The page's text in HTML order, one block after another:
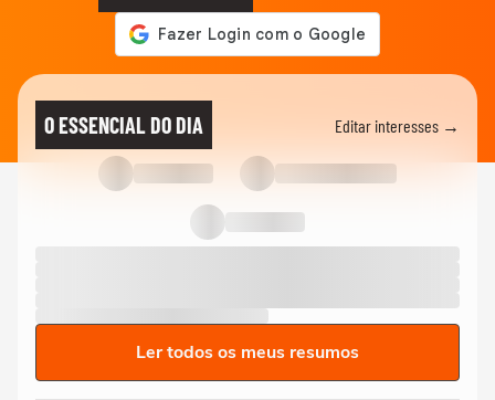
O ESSENCIAL DO DIA Editar interesses →
Ler todos os meus resumos